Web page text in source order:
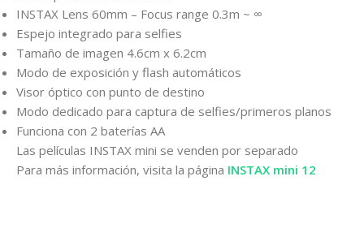
INSTAX Lens 60mm – Focus range 0.3m ~ ∞
Espejo integrado para selfies
Tamaño de imagen 4.6cm x 6.2cm
Modo de exposición y flash automáticos
Visor óptico con punto de destino
Modo dedicado para captura de selfies/primeros planos
Funciona con 2 baterías AA
Las películas INSTAX mini se venden por separado
Para más información, visita la página INSTAX mini 12